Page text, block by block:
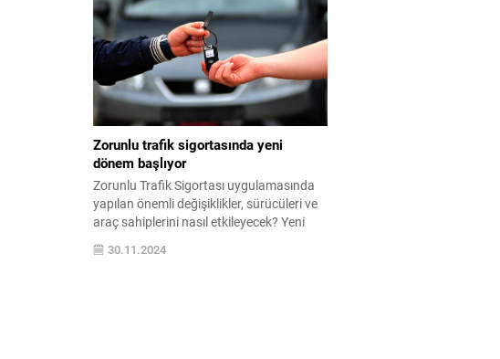
Zorunlu trafik sigortasında yeni
dönem başlıyor
Zorunlu Trafik Sigortası uygulamasında
yapılan önemli değişiklikler, sürücüleri ve
araç sahiplerini nasıl etkileyecek? Yeni
düzenlemelerin detaylarını keşfedin ve
haklarınızı öğrenin.
30.11.2024